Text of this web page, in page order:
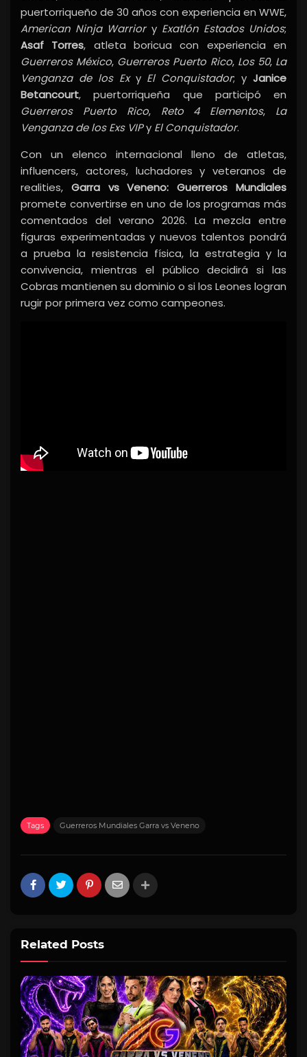
puertorriqueño de 30 años con experiencia en WWE,
American Ninja Warriory Exatlón Estados Unidos;
Asaf Torres, atleta boricua con experiencia en
Guerreros México, Guerreros Puerto Rico, Los 50, La
Venganza de los Exy El Conquistador; y Janice
Betancourt, puertorriqueña que participó en
Guerreros Puerto Rico, Reto 4 Elementos, La
Venganza de los Exs VIPy El Conquistador.
Con un elenco internacional lleno de atletas,
influencers, actores, luchadores y veteranos de
realities, Garra vs Veneno: Guerreros Mundiales
promete convertirse en uno de los programas más
comentados del verano 2026. La mezcla entre
figuras experimentadas y nuevos talentos pondrá
a prueba la resistencia física, la estrategia y la
convivencia, mientras el público decidirá si las
Cobras mantienen su dominio o si los Leones logran
rugir por primera vez como campeones.
Tags Guerreros Mundiales Garra vs Veneno
Related Posts